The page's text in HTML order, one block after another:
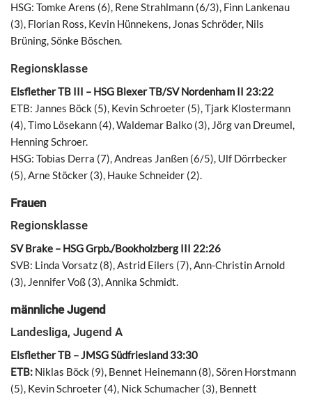
HSG: Tomke Arens (6), Rene Strahlmann (6/3), Finn Lankenau
(3), Florian Ross, Kevin Hünnekens, Jonas Schröder, Nils
Brüning, Sönke Böschen.
Regionsklasse
Elsflether TB III – HSG Blexer TB/SV Nordenham II 23:22
ETB: Jannes Böck (5), Kevin Schroeter (5), Tjark Klostermann
(4), Timo Lösekann (4), Waldemar Balko (3), Jörg van Dreumel,
Henning Schroer.
HSG: Tobias Derra (7), Andreas Janßen (6/5), Ulf Dörrbecker
(5), Arne Stöcker (3), Hauke Schneider (2).
Frauen
Regionsklasse
SV Brake – HSG Grpb./Bookholzberg III 22:26
SVB: Linda Vorsatz (8), Astrid Eilers (7), Ann-Christin Arnold
(3), Jennifer Voß (3), Annika Schmidt.
männliche Jugend
Landesliga, Jugend A
Elsflether TB – JMSG Südfriesland 33:30
ETB: Niklas Böck (9), Bennet Heinemann (8), Sören Horstmann
(5), Kevin Schroeter (4), Nick Schumacher (3), Bennett